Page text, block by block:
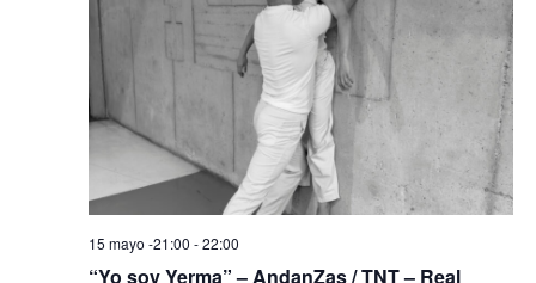
15 mayo -21:00 -22:00
“Yo soy Yerma” – AndanZas / TNT – Real